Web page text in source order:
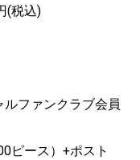
(税込)
ファンクラブ会員
ピース）+ポスト